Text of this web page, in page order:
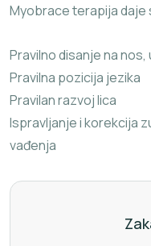
Myobrace terapija
Pravilno disanje na
Pravilna pozicija jezika
Pravilan razvoj lica
Ispravljanje i korekcija
vađenja